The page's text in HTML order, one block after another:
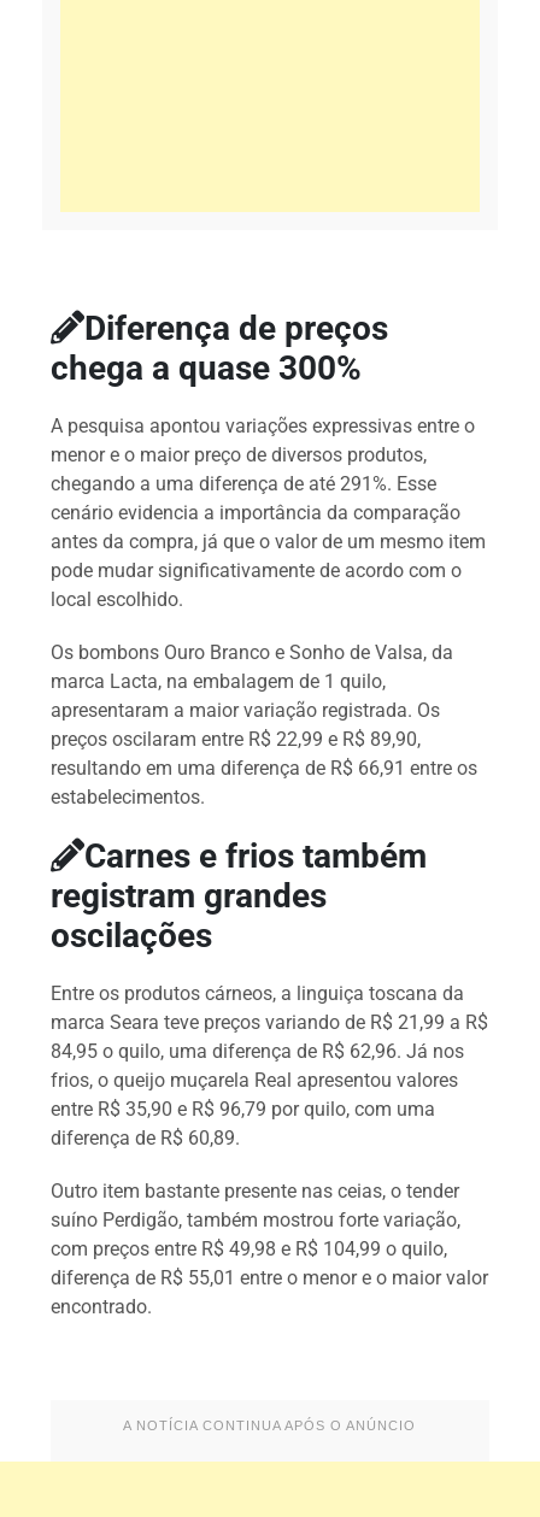
Diferença de preços
chega a quase 300%
A pesquisa apontou variações expressivas entre o
menor e o maior preço de diversos produtos,
chegando a uma diferença de até 291%. Esse
cenário evidencia a importância da comparação
antes da compra, já que o valor de um mesmo item
pode mudar significativamente de acordo com o
local escolhido.
Os bombons Ouro Branco e Sonho de Valsa, da
marca Lacta, na embalagem de 1 quilo,
apresentaram a maior variação registrada. Os
preços oscilaram entre R$ 22,99 e R$ 89,90,
resultando em uma diferença de R$ 66,91 entre os
estabelecimentos.
Carnes e frios também
registram grandes
oscilações
Entre os produtos cárneos, a linguiça toscana da
marca Seara teve preços variando de R$ 21,99 a R$
84,95 o quilo, uma diferença de R$ 62,96. Já nos
frios, o queijo muçarela Real apresentou valores
entre R$ 35,90 e R$ 96,79 por quilo, com uma
diferença de R$ 60,89.
Outro item bastante presente nas ceias, o tender
suíno Perdigão, também mostrou forte variação,
com preços entre R$ 49,98 e R$ 104,99 o quilo,
diferença de R$ 55,01 entre o menor e o maior valor
encontrado.
A NOTÍCIA CONTINUA APÓS O ANÚNCIO